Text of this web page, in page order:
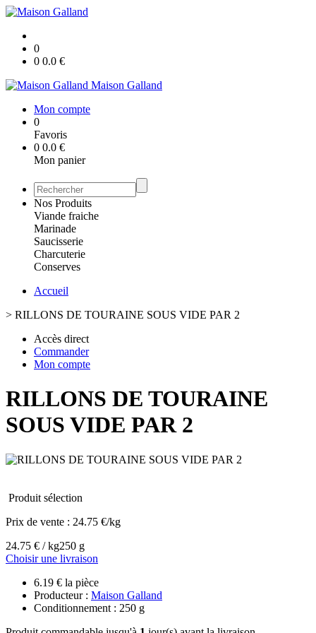
0
0 0.0 €
Maison Galland
Mon compte
0
Favoris
0 0.0 €
Mon panier
Nos Produits
Viande fraiche
Marinade
Saucisserie
Charcuterie
Conserves
Accueil
> RILLONS DE TOURAINE SOUS VIDE PAR 2
Accès direct
Commander
Mon compte
RILLONS DE TOURAINE
SOUS VIDE PAR 2
Produit sélection
Prix de vente : 24.75 €/kg
24.75 € / kg250 g
Choisir une livraison
6.19 € la pièce
Producteur : Maison Galland
Conditionnement : 250 g